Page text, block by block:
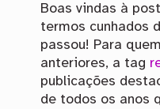
Boas vindas à
termos cunhados
passou! Para
anteriores, a tag
publicações
de todos os anos